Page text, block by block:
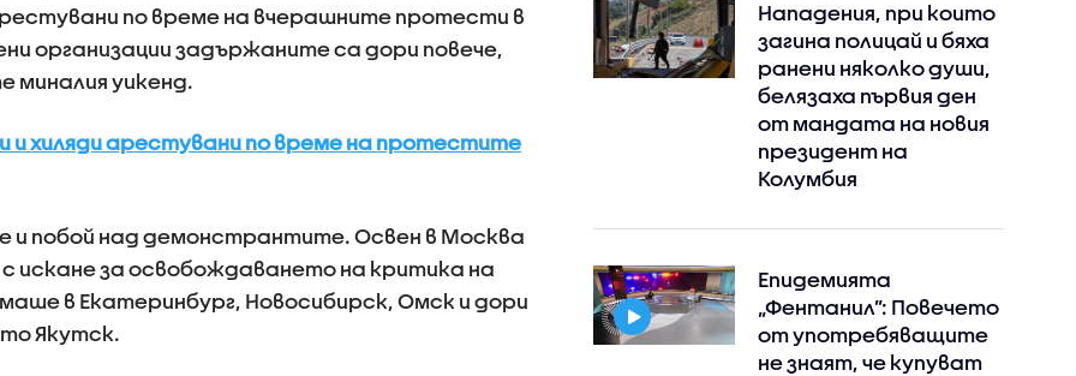
по време на вчерашните протести в
организации задържаните са дори повече,
миналия уикенд.
и хиляди арестувани по време на протестите
и побой над демонстрантите. Освен в Москва
искане за освобождаването на критика на
в Екатеринбург, Новосибирск, Омск и дори
Якутск.
Нападения, при които
загина полицай и бяха
ранени няколко души,
белязаха първия ден
от мандата на новия
президент на
Колумбия
Епидемията
„Фентанил”: Повечето
от употребяващите
не знаят, че купуват